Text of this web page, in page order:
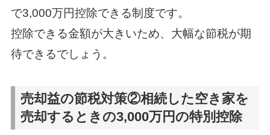
で3,000万円控除できる制度です。
控除できる金額が大きいため、大幅な節税が期
待できるでしょう。
売却益の節税対策②相続した空き家を
売却するときの3,000万円の特別控除